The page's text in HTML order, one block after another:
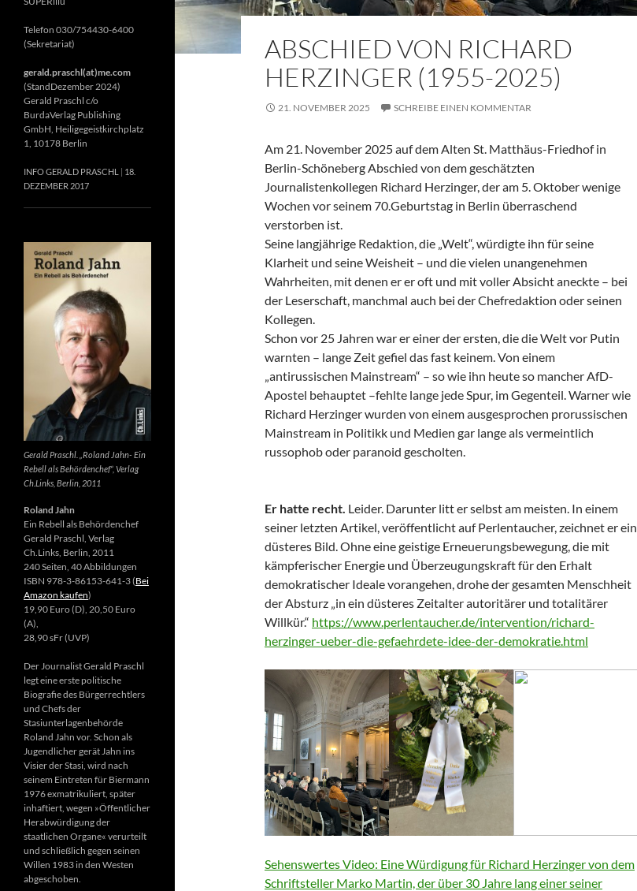
ABSCHIED VON RICHARD
HERZINGER (1955-2025)
21. NOVEMBER 2025 SCHREIBE EINEN KOMMENTAR
Am 21. November 2025 auf dem Alten St. Matthäus-Friedhof in
Berlin-Schöneberg Abschied von dem geschätzten
Journalistenkollegen Richard Herzinger, der am 5. Oktober wenige
Wochen vor seinem 70.Geburtstag in Berlin überraschend
verstorben ist.
Seine langjährige Redaktion, die „Welt“, würdigte ihn für seine
Klarheit und seine Weisheit – und die vielen unangenehmen
Wahrheiten, mit denen er er oft und mit voller Absicht aneckte – bei
der Leserschaft, manchmal auch bei der Chefredaktion oder seinen
Kollegen.
Schon vor 25 Jahren war er einer der ersten, die die Welt vor Putin
warnten – lange Zeit gefiel das fast keinem. Von einem
„antirussischen Mainstream“ – so wie ihn heute so mancher AfD-
Apostel behauptet –fehlte lange jede Spur, im Gegenteil. Warner wie
Richard Herzinger wurden von einem ausgesprochen prorussischen
Mainstream in Politikk und Medien gar lange als vermeintlich
russophob oder paranoid gescholten.
Er hatte recht. Leider. Darunter litt er selbst am meisten. In einem
seiner letzten Artikel, veröffentlicht auf Perlentaucher, zeichnet er ein
düsteres Bild. Ohne eine geistige Erneuerungsbewegung, die mit
kämpferischer Energie und Überzeugungskraft für den Erhalt
demokratischer Ideale vorangehen, drohe der gesamten Menschheit
der Absturz „in ein düsteres Zeitalter autoritärer und totalitärer
Willkür.“ https://www.perlentaucher.de/intervention/richard-
herzinger-ueber-die-gefaehrdete-idee-der-demokratie.html
Sehenswertes Video: Eine Würdigung für Richard Herzinger von dem
Schriftsteller Marko Martin, der über 30 Jahre lang einer seiner
Telefon 030/754430-6400
(Sekretariat)
gerald.praschl(at)me.com
(StandDezember 2024)
Gerald Praschl c/o
BurdaVerlag Publishing
GmbH, Heiligegeistkirchplatz
1, 10178 Berlin
INFO GERALD PRASCHL
18.
DEZEMBER 2017
Gerald Praschl. „Roland Jahn- Ein
Rebell als Behördenchef“, Verlag
Ch.Links, Berlin, 2011
Roland Jahn
Ein Rebell als Behördenchef
Gerald Praschl, Verlag
Ch.Links, Berlin, 2011
240 Seiten, 40 Abbildungen
ISBN 978-3-86153-641-3 (Bei
Amazon kaufen)
19,90 Euro (D), 20,50 Euro
(A),
28,90 sFr (UVP)
Der Journalist Gerald Praschl
legt eine erste politische
Biografie des Bürgerrechtlers
und Chefs der
Stasiunterlagenbehörde
Roland Jahn vor. Schon als
Jugendlicher gerät Jahn ins
Visier der Stasi, wird nach
seinem Eintreten für Biermann
1976 exmatrikuliert, später
inhaftiert, wegen »Öffentlicher
Herabwürdigung der
staatlichen Organe« verurteilt
und schließlich gegen seinen
Willen 1983 in den Westen
abgeschoben.